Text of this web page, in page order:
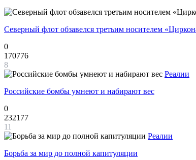
Северный флот обзавелся третьим носителем
0
170776
8
Реалии
Российские бомбы умнеют и набирают вес
0
232177
11
Реалии
Борьба за мир до полной капитуляции